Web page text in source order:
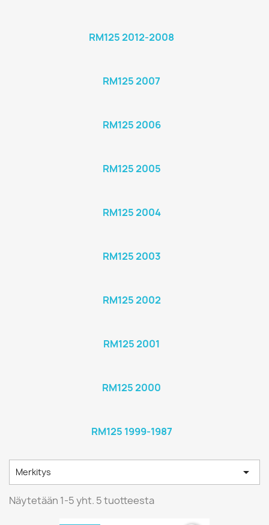
RM125 2012-2008
RM125 2007
RM125 2006
RM125 2005
RM125 2004
RM125 2003
RM125 2002
RM125 2001
RM125 2000
RM125 1999-1987
Merkitys 
Näytetään 1-5 yht. 5 tuotteesta